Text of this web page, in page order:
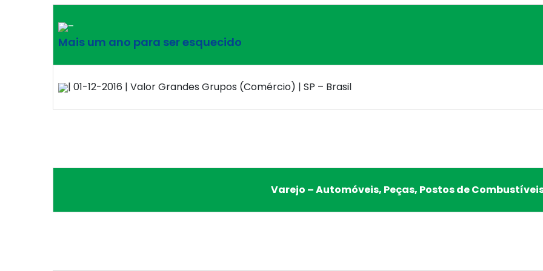
–
Mais um ano para ser esquecido
| 01-12-2016 | Valor Grandes Grupos (Comércio) | SP – Brasil
Varejo – Automóveis, Peças, Postos de